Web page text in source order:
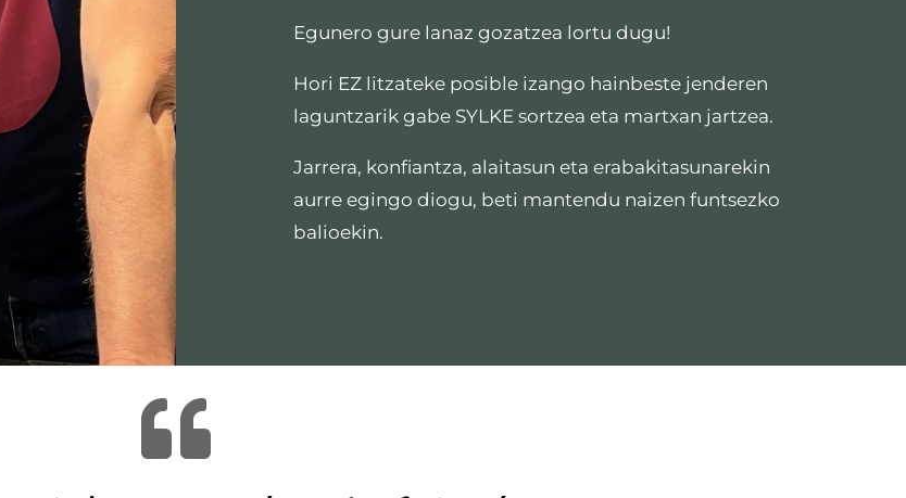
Egunero gure lanaz gozatzea lortu dugu!
Hori EZ litzateke posible izango hainbeste jenderen
laguntzarik gabe SYLKE sortzea eta martxan jartzea.
Jarrera, konfiantza, alaitasun eta erabakitasunarekin
aurre egingo diogu, beti mantendu naizen funtsezko
balioekin.
